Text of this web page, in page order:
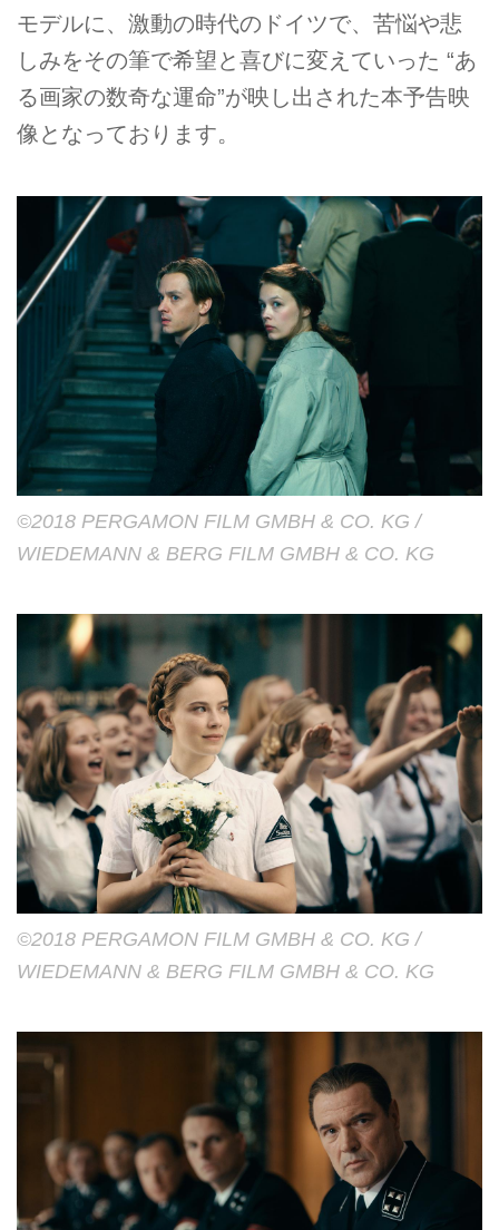
モデルに、激動の時代のドイツで、苦悩や悲
しみをその筆で希望と喜びに変えていった “あ
る画家の数奇な運命”が映し出された本予告映
像となっております。
©2018 PERGAMON FILM GMBH & CO. KG /
WIEDEMANN & BERG FILM GMBH & CO. KG
©2018 PERGAMON FILM GMBH & CO. KG /
WIEDEMANN & BERG FILM GMBH & CO. KG